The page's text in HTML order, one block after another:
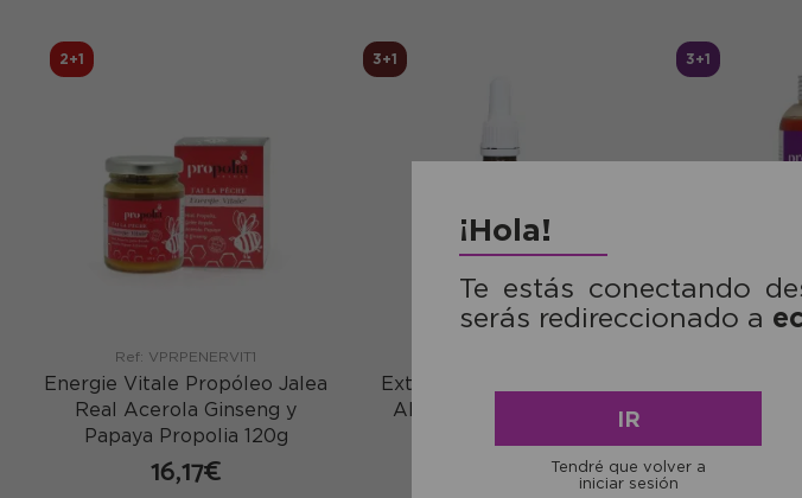
2+1
Ref: VPRPENERVIT1
Energie Vitale Propóleo Jalea
Real Acerola Ginseng y
Papaya Propolia 120g
16,17€
3+1
Extracto de Propóleo sin
Alcohol Propolia 30ml
3+1
¡Hola!
Te estás conectando
serás redireccionado a
IR
Tendré que volver a
iniciar sesión